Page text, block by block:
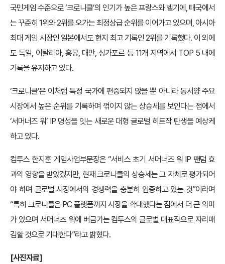
국민게임 수준으로 ‘크로니클’의 인기가 높은 프랑스와 벨기에, 태국에서
는 꾸준히 1위와 2위를 오가는 최정상급 순위를 이어가고 있으며, 아시아
최대 게임 시장인 일본에서도 현지 최고 기록인 2위를 기록했다. 이 외에
도 독일, 이탈리아, 홍콩, 대만, 싱가포르 등 11개 지역에서 TOP 5 내에
기록을 유지하고 있다.
‘크로니클’은 이처럼 특정 국가에 편중되지 않을 뿐 아니라 동서양 주요
시장에서 높은 순위를 기록하며 꺾이지 않는 상승세를 보인다는 점에서
‘서머너즈 워’ IP 명성을 잇는 새로운 대형 글로벌 히트작 탄생을 예상케
하고 있다.
컴투스 한지훈 게임사업부문장은 “서비스 초기 서머너즈 워 IP 팬덤 효
과의 영향을 받았겠지만, 현재 크로니클의 상승세는 그 자체로 평가되어
야 하며 글로벌 시장에서의 경쟁력을 충분히 입증하고 있는 것”이라며
“특히 크로니클은 PC 플랫폼까지 시장을 확대했다는 점에서 더 큰 의미
가 있으며 서머너즈 워에 버금가는 컴투스의 글로벌 대표작으로 자리매
김할 것으로 기대한다”라고 밝혔다.
[사진자료]